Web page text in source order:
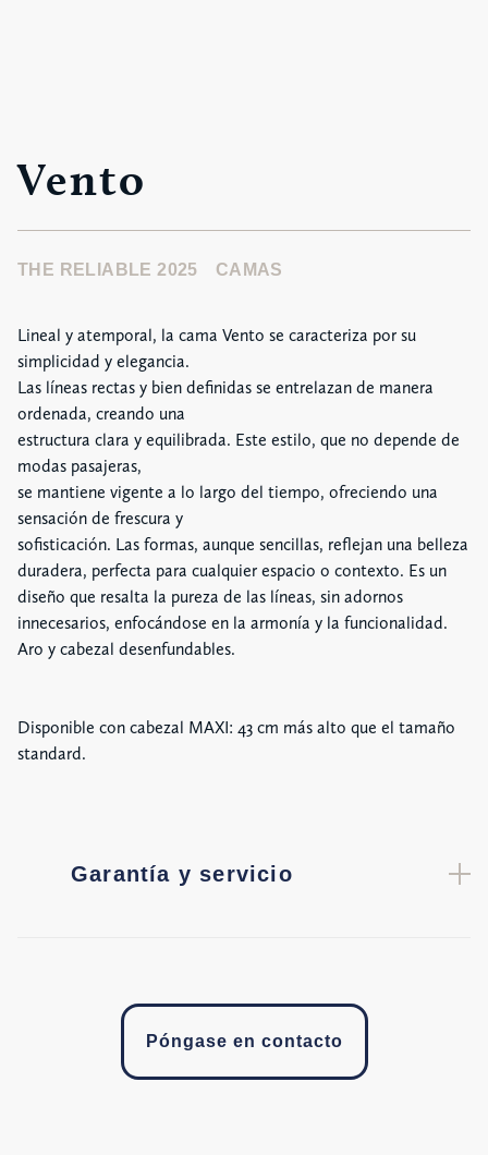
Vento
THE RELIABLE 2025 CAMAS
Lineal y atemporal, la cama Vento se caracteriza por su
simplicidad y elegancia.
Las líneas rectas y bien definidas se entrelazan de manera
ordenada, creando una
estructura clara y equilibrada. Este estilo, que no depende de
modas pasajeras,
se mantiene vigente a lo largo del tiempo, ofreciendo una
sensación de frescura y
sofisticación. Las formas, aunque sencillas, reflejan una belleza
duradera, perfecta para cualquier espacio o contexto. Es un
diseño que resalta la pureza de las líneas, sin adornos
innecesarios, enfocándose en la armonía y la funcionalidad.
Aro y cabezal desenfundables.
Disponible con cabezal MAXI: 43 cm más alto que el tamaño
standard.
Garantía y servicio
Póngase en contacto